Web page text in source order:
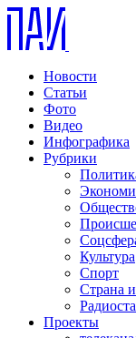
Новости
Статьи
Фото
Видео
Инфографика
Рубрики
Культура
Спорт
Страна
Проекты